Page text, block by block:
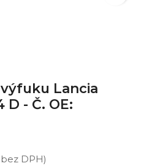
Lancia
D - Č. OE:
DPH)